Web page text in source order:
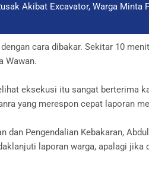
Akibat Excavator, Warga Minta
cara dibakar. Sekitar 10
Wawan.
eksekusi itu sangat berterima
yang merespon cepat laporan
dan Pengendalian Kebakaran,
laporan warga, apalagi jika